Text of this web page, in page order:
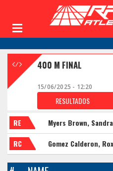
400 M FINAL
15/06/2025 - 12:20
RESULTADOS
RE Myers Brown, Sandra
RC Gomez Calderon,